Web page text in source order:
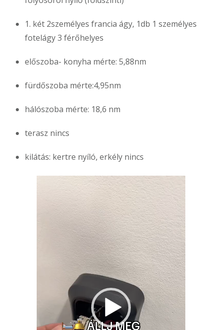
1. két 2személyes francia ágy, 1db 1 személyes
fotelágy 3 férőhelyes
előszoba- konyha mérte: 5,88nm
fürdőszoba mérte:4,95nm
hálószoba mérte: 18,6 nm
terasz nincs
kilátás: kertre nyíló, erkély nincs
Videólejátszó